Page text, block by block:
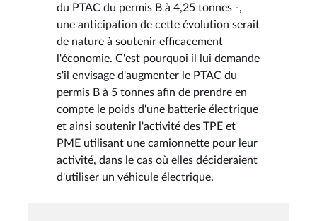
du PTAC du permis B à 4,25 tonnes -,
une anticipation de cette évolution serait
de nature à soutenir efficacement
l'économie. C'est pourquoi il lui demande
s'il envisage d'augmenter le PTAC du
permis B à 5 tonnes afin de prendre en
compte le poids d'une batterie électrique
et ainsi soutenir l'activité des TPE et
PME utilisant une camionnette pour leur
activité, dans le cas où elles décideraient
d'utiliser un véhicule électrique.